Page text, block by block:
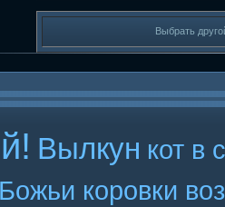
Выбрать
Вылкун кот в
Божьи коровки